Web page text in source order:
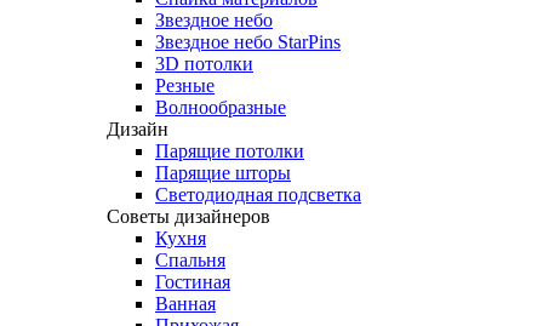
Звездное небо
Звездное небо StarPins
3D потолки
Резные
Волнообразные
Дизайн
Парящие потолки
Парящие шторы
Светодиодная подсветка
Советы дизайнеров
Кухня
Спальня
Гостиная
Ванная